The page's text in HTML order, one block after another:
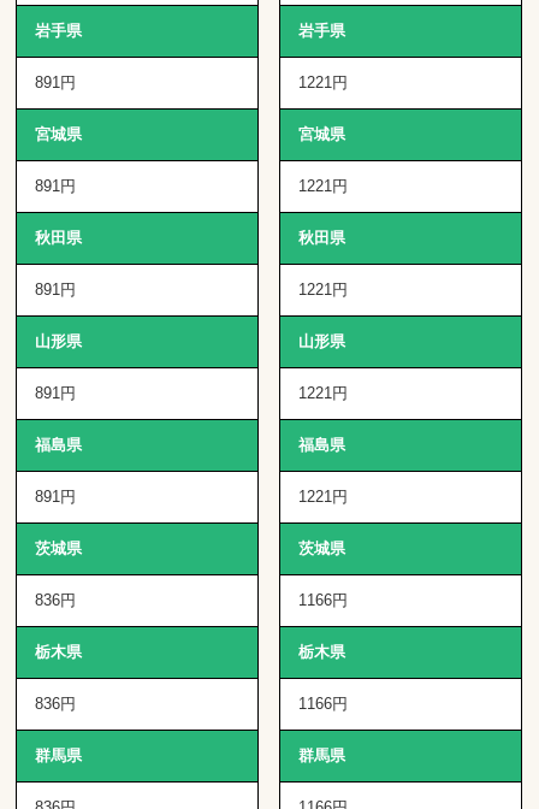
岩手県
891円
宮城県
891円
秋田県
891円
山形県
891円
福島県
891円
茨城県
836円
栃木県
836円
群馬県
岩手県
1221円
宮城県
1221円
秋田県
1221円
山形県
1221円
福島県
1221円
茨城県
1166円
栃木県
1166円
群馬県